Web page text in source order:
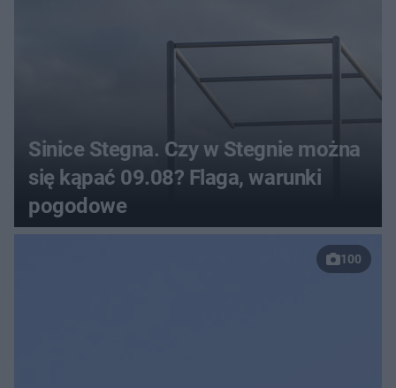
Sinice Stegna. Czy w Stegnie można
się kąpać 09.08? Flaga, warunki
pogodowe
100